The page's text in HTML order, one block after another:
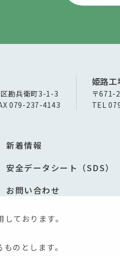
勘兵衛町3-1-3
079-237-4143
姫路工
〒671-
TEL
新着情報
安全データシート（SDS）
お問い合わせ
ております。
のとします。